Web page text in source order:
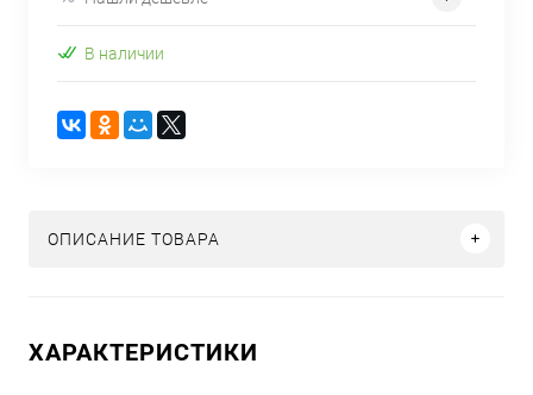
В наличии
ОПИСАНИЕ ТОВАРА
ХАРАКТЕРИСТИКИ